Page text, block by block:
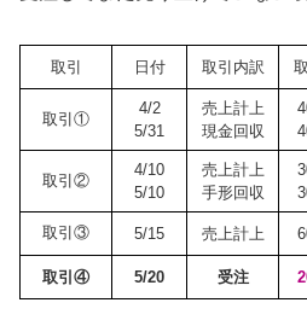
取引 日付 取引内訳
取引①
4/2
5/31
売上計上
現金回収
取引②
4/10
5/10
売上計上
手形回収
取引③ 5/15 売上計上
取引④ 5/20 受注